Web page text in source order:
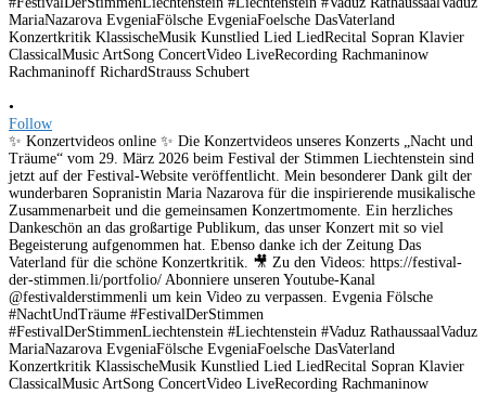
•
Follow
✨ Konzertvideos online ✨ Die Konzertvideos unseres Konzerts „Nacht und
Träume“ vom 29. März 2026 beim Festival der Stimmen Liechtenstein sind
jetzt auf der Festival-Website veröffentlicht. Mein besonderer Dank gilt der
wunderbaren Sopranistin Maria Nazarova für die inspirierende musikalische
Zusammenarbeit und die gemeinsamen Konzertmomente. Ein herzliches
Dankeschön an das großartige Publikum, das unser Konzert mit so viel
Begeisterung aufgenommen hat. Ebenso danke ich der Zeitung Das
Vaterland für die schöne Konzertkritik. 🎥 Zu den Videos: https://festival-
der-stimmen.li/portfolio/ Abonniere unseren Youtube-Kanal
@festivalderstimmenli um kein Video zu verpassen. Evgenia Fölsche
#NachtUndTräume #FestivalDerStimmen
#FestivalDerStimmenLiechtenstein #Liechtenstein #Vaduz RathaussaalVaduz
MariaNazarova EvgeniaFölsche EvgeniaFoelsche DasVaterland
Konzertkritik KlassischeMusik Kunstlied Lied LiedRecital Sopran Klavier
ClassicalMusic ArtSong ConcertVideo LiveRecording Rachmaninow